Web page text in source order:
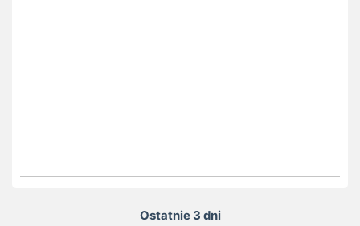
Ostatnie 3 dni